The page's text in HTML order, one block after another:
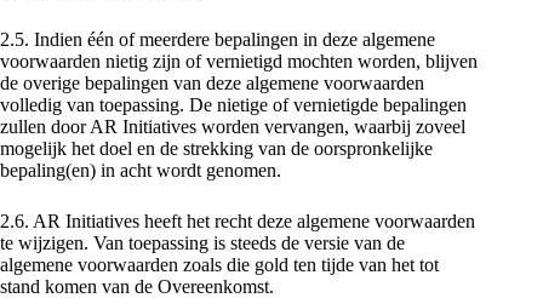
2.5. Indien één of meerdere bepalingen in deze algemene
voorwaarden nietig zijn of vernietigd mochten worden, blijven
de overige bepalingen van deze algemene voorwaarden
volledig van toepassing. De nietige of vernietigde bepalingen
zullen door AR Initiatives worden vervangen, waarbij zoveel
mogelijk het doel en de strekking van de oorspronkelijke
bepaling(en) in acht wordt genomen.
2.6. AR Initiatives heeft het recht deze algemene voorwaarden
te wijzigen. Van toepassing is steeds de versie van de
algemene voorwaarden zoals die gold ten tijde van het tot
stand komen van de Overeenkomst.